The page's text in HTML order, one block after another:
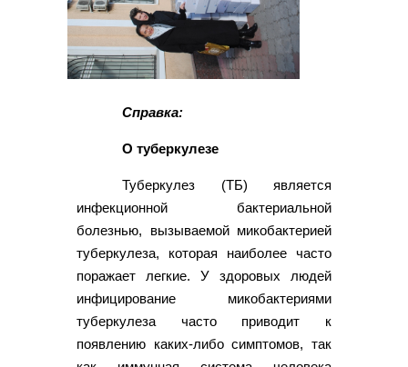
Справка:
О туберкулезе
Туберкулез (ТБ) является
инфекционной бактериальной
болезнью, вызываемой микобактерией
туберкулеза, которая наиболее часто
поражает легкие. У здоровых людей
инфицирование микобактериями
туберкулеза часто приводит к
появлению каких-либо симптомов, так